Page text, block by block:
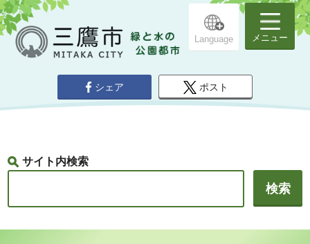
Language メニュー
シェア ポスト
サイト内検索